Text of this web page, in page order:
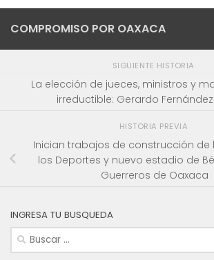
COMPROMISO POR OAXACA
SIGUIENTE HISTORIA
La elección de jueces, ministros y
irreductible: Gerardo
HISTORIA PREVIA
Inician trabajos de construcción de
los Deportes y nuevo estadio de
Guerreros de Oaxaca
INGRESA TU BUSQUEDA
Buscar: